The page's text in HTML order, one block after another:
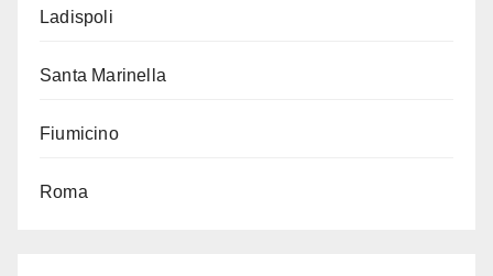
Ladispoli
Santa Marinella
Fiumicino
Roma